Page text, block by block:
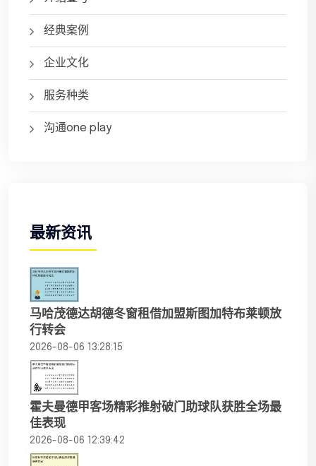
经典案例
企业文化
服务种类
沟通one play
最新资讯
马哈茂德达胡德冬窗租借加盟斯图加特布莱顿放
行转会
2026-08-06 13:28:15
霍夫曼德甲客场精彩推射破门助球队获胜全场最
佳表现
2026-08-06 12:39:42